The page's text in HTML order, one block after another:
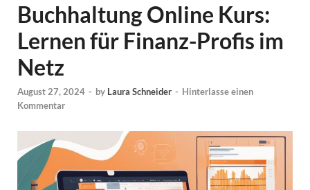
Buchhaltung Online Kurs:
Lernen für Finanz-Profis im
Netz
August 27, 2024 - by Laura Schneider - Hinterlasse einen
Kommentar